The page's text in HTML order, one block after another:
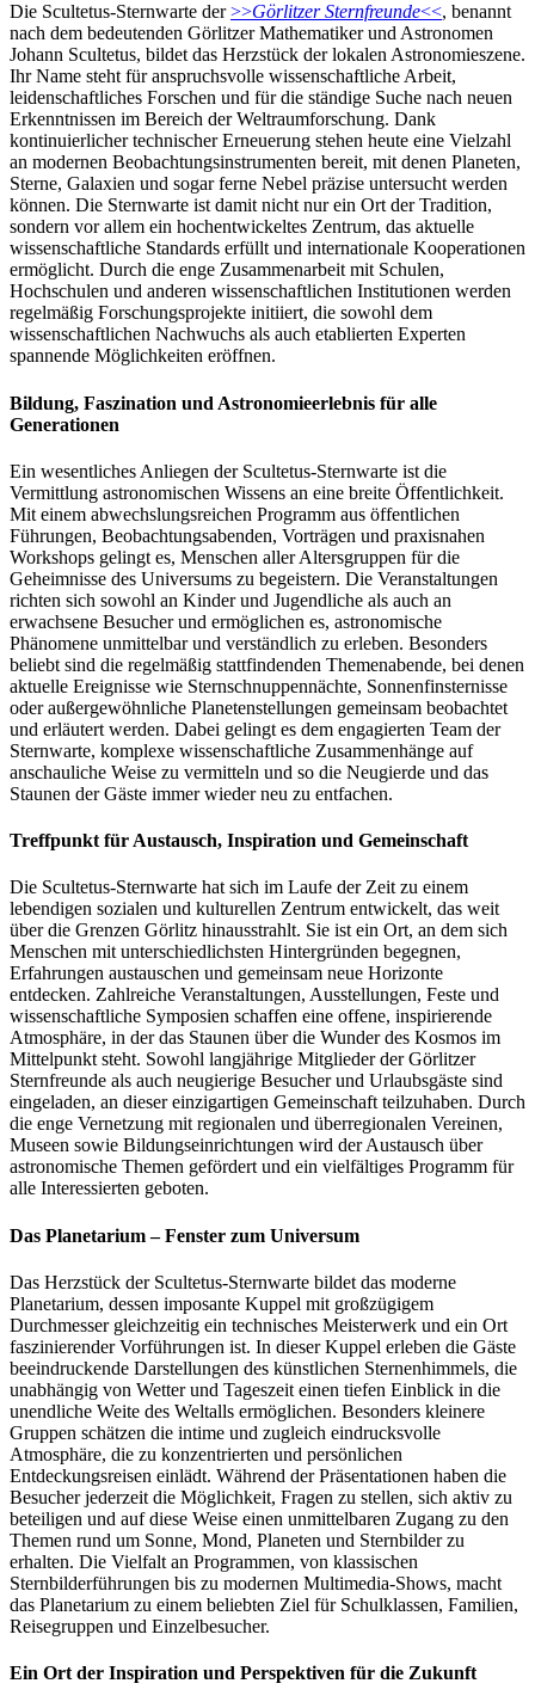
Die Scultetus-Sternwarte der>>Görlitzer Sternfreunde<<, benannt
nach dem bedeutenden Görlitzer Mathematiker und Astronomen
Johann Scultetus, bildet das Herzstück der lokalen Astronomieszene.
Ihr Name steht für anspruchsvolle wissenschaftliche Arbeit,
leidenschaftliches Forschen und für die ständige Suche nach neuen
Erkenntnissen im Bereich der Weltraumforschung. Dank
kontinuierlicher technischer Erneuerung stehen heute eine Vielzahl
an modernen Beobachtungsinstrumenten bereit, mit denen Planeten,
Sterne, Galaxien und sogar ferne Nebel präzise untersucht werden
können. Die Sternwarte ist damit nicht nur ein Ort der Tradition,
sondern vor allem ein hochentwickeltes Zentrum, das aktuelle
wissenschaftliche Standards erfüllt und internationale Kooperationen
ermöglicht. Durch die enge Zusammenarbeit mit Schulen,
Hochschulen und anderen wissenschaftlichen Institutionen werden
regelmäßig Forschungsprojekte initiiert, die sowohl dem
wissenschaftlichen Nachwuchs als auch etablierten Experten
spannende Möglichkeiten eröffnen.
Bildung, Faszination und Astronomieerlebnis für alle
Generationen
Ein wesentliches Anliegen der Scultetus-Sternwarte ist die
Vermittlung astronomischen Wissens an eine breite Öffentlichkeit.
Mit einem abwechslungsreichen Programm aus öffentlichen
Führungen, Beobachtungsabenden, Vorträgen und praxisnahen
Workshops gelingt es, Menschen aller Altersgruppen für die
Geheimnisse des Universums zu begeistern. Die Veranstaltungen
richten sich sowohl an Kinder und Jugendliche als auch an
erwachsene Besucher und ermöglichen es, astronomische
Phänomene unmittelbar und verständlich zu erleben. Besonders
beliebt sind die regelmäßig stattfindenden Themenabende, bei denen
aktuelle Ereignisse wie Sternschnuppennächte, Sonnenfinsternisse
oder außergewöhnliche Planetenstellungen gemeinsam beobachtet
und erläutert werden. Dabei gelingt es dem engagierten Team der
Sternwarte, komplexe wissenschaftliche Zusammenhänge auf
anschauliche Weise zu vermitteln und so die Neugierde und das
Staunen der Gäste immer wieder neu zu entfachen.
Treffpunkt für Austausch, Inspiration und Gemeinschaft
Die Scultetus-Sternwarte hat sich im Laufe der Zeit zu einem
lebendigen sozialen und kulturellen Zentrum entwickelt, das weit
über die Grenzen Görlitz hinausstrahlt. Sie ist ein Ort, an dem sich
Menschen mit unterschiedlichsten Hintergründen begegnen,
Erfahrungen austauschen und gemeinsam neue Horizonte
entdecken. Zahlreiche Veranstaltungen, Ausstellungen, Feste und
wissenschaftliche Symposien schaffen eine offene, inspirierende
Atmosphäre, in der das Staunen über die Wunder des Kosmos im
Mittelpunkt steht. Sowohl langjährige Mitglieder der Görlitzer
Sternfreunde als auch neugierige Besucher und Urlaubsgäste sind
eingeladen, an dieser einzigartigen Gemeinschaft teilzuhaben. Durch
die enge Vernetzung mit regionalen und überregionalen Vereinen,
Museen sowie Bildungseinrichtungen wird der Austausch über
astronomische Themen gefördert und ein vielfältiges Programm für
alle Interessierten geboten.
Das Planetarium – Fenster zum Universum
Das Herzstück der Scultetus-Sternwarte bildet das moderne
Planetarium, dessen imposante Kuppel mit großzügigem
Durchmesser gleichzeitig ein technisches Meisterwerk und ein Ort
faszinierender Vorführungen ist. In dieser Kuppel erleben die Gäste
beeindruckende Darstellungen des künstlichen Sternenhimmels, die
unabhängig von Wetter und Tageszeit einen tiefen Einblick in die
unendliche Weite des Weltalls ermöglichen. Besonders kleinere
Gruppen schätzen die intime und zugleich eindrucksvolle
Atmosphäre, die zu konzentrierten und persönlichen
Entdeckungsreisen einlädt. Während der Präsentationen haben die
Besucher jederzeit die Möglichkeit, Fragen zu stellen, sich aktiv zu
beteiligen und auf diese Weise einen unmittelbaren Zugang zu den
Themen rund um Sonne, Mond, Planeten und Sternbilder zu
erhalten. Die Vielfalt an Programmen, von klassischen
Sternbilderführungen bis zu modernen Multimedia-Shows, macht
das Planetarium zu einem beliebten Ziel für Schulklassen, Familien,
Reisegruppen und Einzelbesucher.
Ein Ort der Inspiration und Perspektiven für die Zukunft